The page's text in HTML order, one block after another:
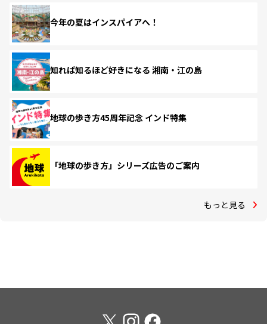
今年の夏はインスパイアへ！
知れば知るほど好きになる 湘南・江の島
地球の歩き方45周年記念 インド特集
「地球の歩き方」シリーズ広告のご案内
もっと見る